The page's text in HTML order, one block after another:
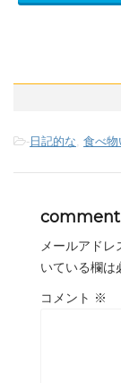
- 日記的な 食べ物
comment
メールアドレ
いている欄は
コメント ※